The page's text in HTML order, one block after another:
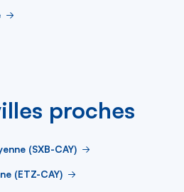
proches
(SXB-CAY)
(ETZ-CAY)